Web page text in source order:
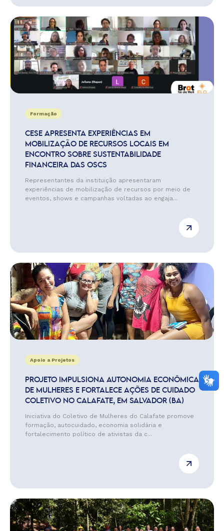
Formação
CESE APRESENTA EXPERIÊNCIAS EM
MOBILIZAÇÃO DE RECURSOS LOCAIS EM
ENCONTRO SOBRE SUSTENTABILIDADE
FINANCEIRA DAS OSCS
Representantes da instituição apresentaram
experiências de mobilização de recursos por meio de
eventos, shows e campanhas voltadas ao engaja...
Apoio a Projetos
PROJETO IMPULSIONA AUTONOMIA ECONÔMICA
DE MULHERES E FORTALECE AÇÕES DE CUIDADO
COLETIVO NO CALAFATE, EM SALVADOR (BA)
Iniciativa do Coletivo de Mulheres do Calafate promove
formação, autocuidado, economia solidária e
fortalecimento político de ativistas da c...